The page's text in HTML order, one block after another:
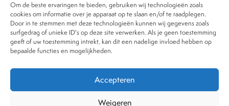
Om de beste ervaringen te bieden, gebruiken wij technologieën zoals
cookies om informatie over je apparaat op te slaan en/of te raadplegen.
Door in te stemmen met deze technologieën kunnen wij gegevens zoals
surfgedrag of unieke ID's op deze site verwerken. Als je geen toestemming
geeft of uw toestemming intrekt, kan dit een nadelige invloed hebben op
bepaalde functies en mogelijkheden.
Accepteren
Weigeren
Over VtdK
Contact
Nieuws
Behandelwijzen
Dossiers
Tijdschrift